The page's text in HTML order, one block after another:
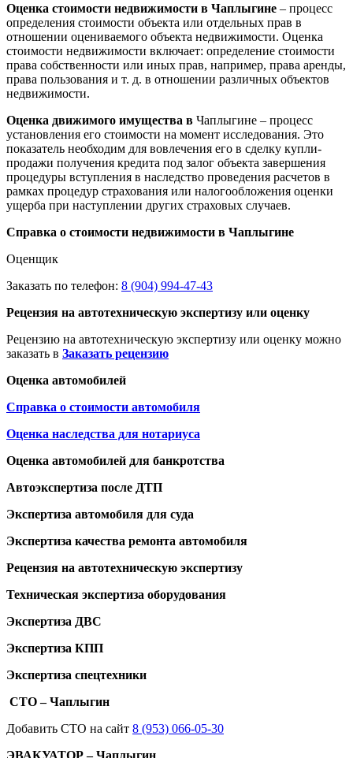
Оценка стоимости недвижимости в Чаплыгине – процесс
определения стоимости объекта или отдельных прав в
отношении оцениваемого объекта недвижимости. Оценка
стоимости недвижимости включает: определение стоимости
права собственности или иных прав, например, права аренды,
права пользования и т. д. в отношении различных объектов
недвижимости.
Оценка движимого имущества в Чаплыгине – процесс
установления его стоимости на момент исследования. Это
показатель необходим для вовлечения его в сделку купли-
продажи получения кредита под залог объекта завершения
процедуры вступления в наследство проведения расчетов в
рамках процедур страхования или налогообложения оценки
ущерба при наступлении других страховых случаев.
Справка о стоимости недвижимости в Чаплыгине
Оценщик
Заказать по телефон: 8 (904) 994-47-43
Рецензия на автотехническую экспертизу или оценку
Рецензию на автотехническую экспертизу или оценку можно
заказать в Заказать рецензию
Оценка автомобилей
Справка о стоимости автомобиля
Оценка наследства для нотариуса
Оценка автомобилей для банкротства
Автоэкспертиза после ДТП
Экспертиза автомобиля для суда
Экспертиза качества ремонта автомобиля
Рецензия на автотехническую экспертизу
Техническая экспертиза оборудования
Экспертиза ДВС
Экспертиза КПП
Экспертиза спецтехники
СТО – Чаплыгин
Добавить СТО на сайт 8 (953) 066-05-30
ЭВАКУАТОР – Чаплыгин